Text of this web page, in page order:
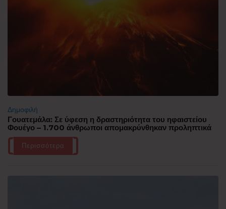
Δημοφιλή
Γουατεμάλα: Σε ύφεση η δραστηριότητα του ηφαιστείου
Φουέγο – 1.700 άνθρωποι απομακρύνθηκαν προληπτικά
Περισσότερα